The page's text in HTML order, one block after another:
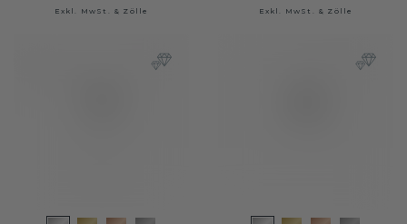
Exkl. MwSt. & Zölle Exkl. MwSt. & Zölle